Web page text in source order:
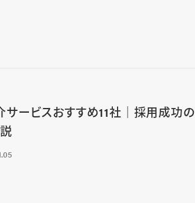
ービスおすすめ11社｜採用成功の